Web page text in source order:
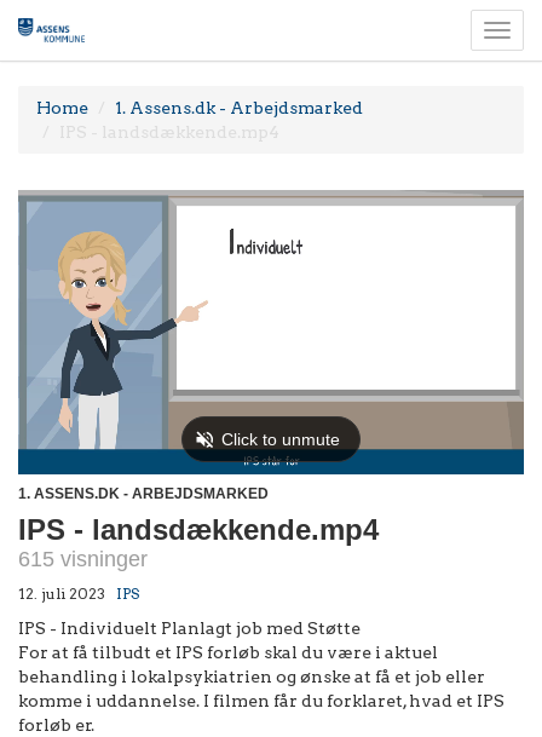
Home
1. Assens.dk - Arbejdsmarked
IPS - landsdækkende.mp4
1. ASSENS.DK - ARBEJDSMARKED
IPS - landsdækkende.mp4
615 visninger
12. juli 2023 IPS
IPS - Individuelt Planlagt job med Støtte
For at få tilbudt et IPS forløb skal du være i aktuel
behandling i lokalpsykiatrien og ønske at få et job eller
komme i uddannelse. I filmen får du forklaret, hvad et IPS
forløb er.